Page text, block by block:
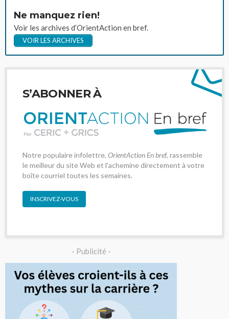
Ne manquez rien!
Voir les archives d’OrientAction en bref.
VOIR LES ARCHIVES
S’ABONNER À
Notre populaire infolettre, OrientAction En bref, rassemble
le meilleur du site Web et l'achemine directement à votre
boîte courriel toutes les semaines.
INSCRIVEZ-VOUS
- Publicité -